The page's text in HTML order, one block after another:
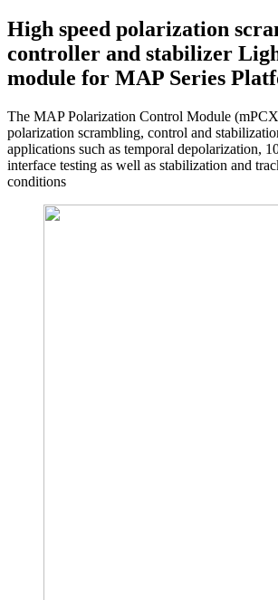
High speed polarization
controller and stabilizer
module for MAP Series
The MAP Polarization Control Module
polarization scrambling, control and
applications such as temporal depolarization,
interface testing as well as stabilization and
conditions